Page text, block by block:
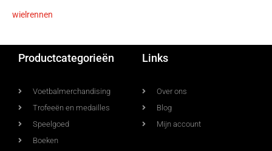
wielrennen
Productcategorieën
Voetbalmerchandising
Trofeeën en medailles
Speelgoed
Boeken
Links
Over ons
Blog
Mijn account